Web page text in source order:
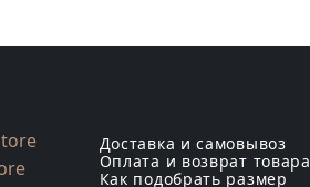
Доставка и самовывоз
Оплата и возврат товара
Как подобрать размер